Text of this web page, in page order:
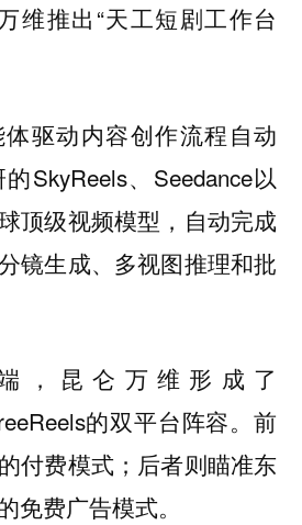
维推出“天工短剧工作台
驱动内容创作流程自动
SkyReels、Seedance以
顶级视频模型，自动完成
镜生成、多视图推理和批
，昆仑万维形成了
的双平台阵容。前
付费模式；后者则瞄准东
免费广告模式。